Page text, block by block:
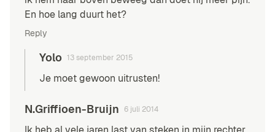
En hoe lang duurt het?
Reply
Yolo 13 september 2015
Je moet gewoon uitrusten!
N.Griffioen-Bruijn 6 juli 2014